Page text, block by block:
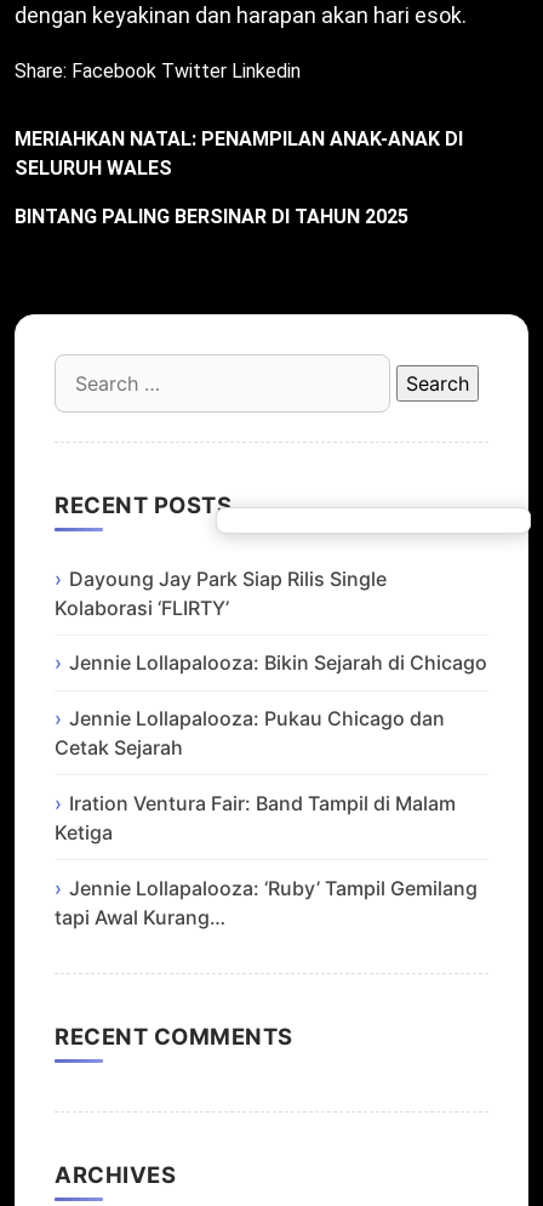
dengan keyakinan dan harapan akan hari esok.
Share: Facebook Twitter Linkedin
MERIAHKAN NATAL: PENAMPILAN ANAK-ANAK DI
SELURUH WALES
BINTANG PALING BERSINAR DI TAHUN 2025
Search
for:
RECENT POSTS
Dayoung Jay Park Siap Rilis Single
Kolaborasi ‘FLIRTY’
Jennie Lollapalooza: Bikin Sejarah di Chicago
Jennie Lollapalooza: Pukau Chicago dan
Cetak Sejarah
Iration Ventura Fair: Band Tampil di Malam
Ketiga
Jennie Lollapalooza: ‘Ruby’ Tampil Gemilang
tapi Awal Kurang…
RECENT COMMENTS
ARCHIVES